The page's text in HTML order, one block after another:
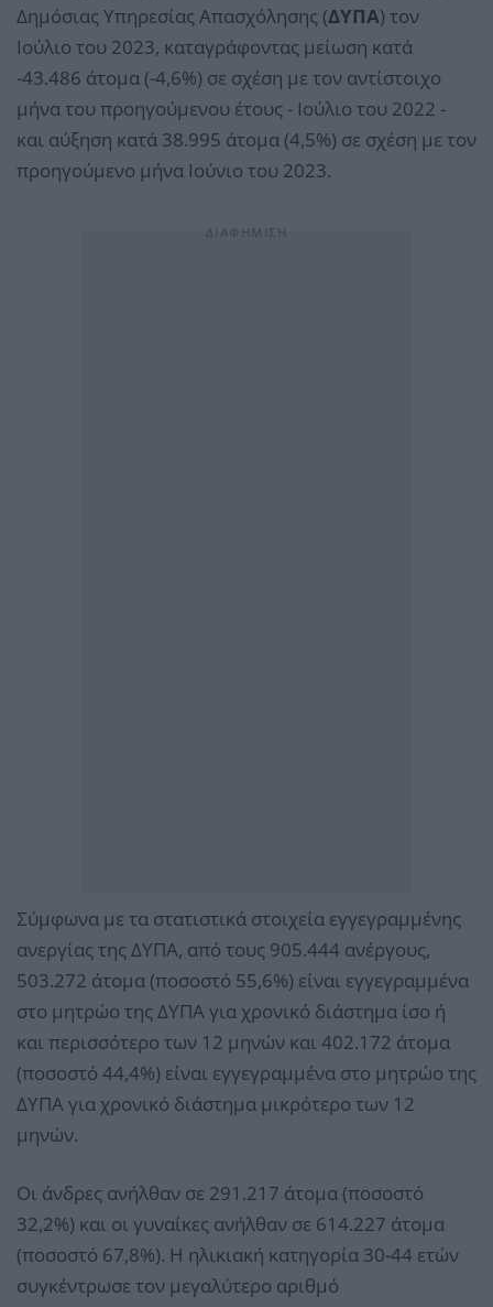
Δημόσιας Υπηρεσίας Απασχόλησης (ΔΥΠΑ) τον
Ιούλιο του 2023, καταγράφοντας μείωση κατά
-43.486 άτομα (-4,6%) σε σχέση με τον αντίστοιχο
μήνα του προηγούμενου έτους - Ιούλιο του 2022 -
και αύξηση κατά 38.995 άτομα (4,5%) σε σχέση με τον
προηγούμενο μήνα Ιούνιο του 2023.
Σύμφωνα με τα στατιστικά στοιχεία εγγεγραμμένης
ανεργίας της ΔΥΠΑ, από τους 905.444 ανέργους,
503.272 άτομα (ποσοστό 55,6%) είναι εγγεγραμμένα
στο μητρώο της ΔΥΠΑ για χρονικό διάστημα ίσο ή
και περισσότερο των 12 μηνών και 402.172 άτομα
(ποσοστό 44,4%) είναι εγγεγραμμένα στο μητρώο της
ΔΥΠΑ για χρονικό διάστημα μικρότερο των 12
μηνών.
Οι άνδρες ανήλθαν σε 291.217 άτομα (ποσοστό
32,2%) και οι γυναίκες ανήλθαν σε 614.227 άτομα
(ποσοστό 67,8%). Η ηλικιακή κατηγορία 30-44 ετών
συγκέντρωσε τον μεγαλύτερο αριθμό